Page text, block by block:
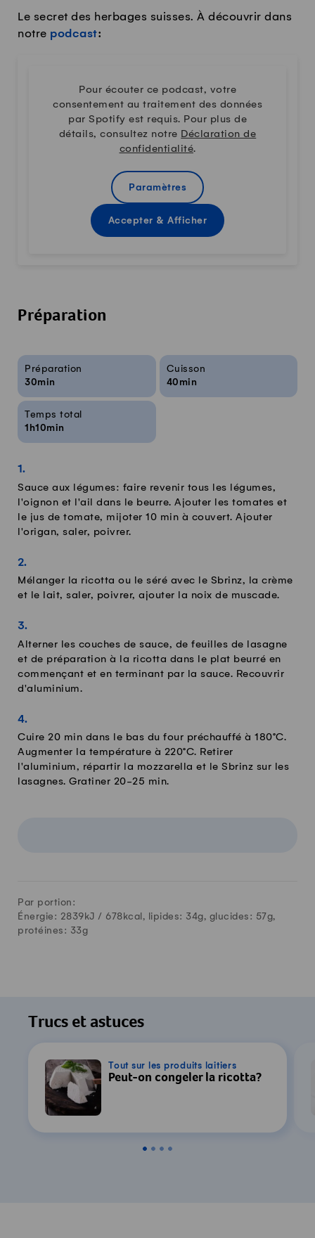
Le secret des herbages suisses. À découvrir dans
notre podcast:
Pour écouter ce podcast, votre
consentement au traitement des données
par Spotify est requis. Pour plus de
détails, consultez notre Déclaration de
confidentialité.
Paramètres
Accepter & Afficher
Préparation
Infos sur la recette
Préparation
30min
Cuisson
40min
Temps total
1h10min
Sauce aux légumes: faire revenir tous les légumes,
l'oignon et l'ail dans le beurre. Ajouter les tomates et
le jus de tomate, mijoter 10 min à couvert. Ajouter
l'origan, saler, poivrer.
Mélanger la ricotta ou le séré avec le Sbrinz, la crème
et le lait, saler, poivrer, ajouter la noix de muscade.
Alterner les couches de sauce, de feuilles de lasagne
et de préparation à la ricotta dans le plat beurré en
commençant et en terminant par la sauce. Recouvrir
d'aluminium.
Cuire 20 min dans le bas du four préchauffé à 180°C.
Augmenter la température à 220°C. Retirer
l'aluminium, répartir la mozzarella et le Sbrinz sur les
lasagnes. Gratiner 20-25 min.
Par portion:
Énergie: 2839kJ / 678 kcal, lipides: 34g, glucides: 57g,
protéines: 33g
Trucs et astuces
Tout sur les produits laitiers
Peut-on congeler la ricotta?